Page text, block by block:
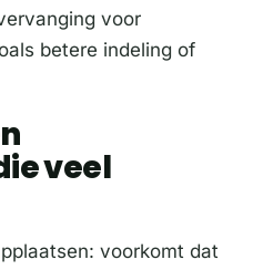
voor
betere indeling of
veel
voorkomt dat